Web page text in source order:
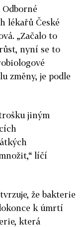
lékařů České
„Začalo to
nyní se to
změny, je podle
jiným
líčí
že bakterie
k úmrtí
která